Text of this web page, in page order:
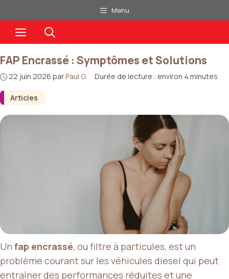
au
contenu
Menu
Menu
Articles
FAP Encrassé : Symptômes et Solutions
22 juin 2026 parPaul G. · Durée de lecture : environ 4 minutes
Un fap encrassé, ou filtre à particules, est un
problème courant sur les véhicules diesel qui peut
entraîner des performances réduites et une